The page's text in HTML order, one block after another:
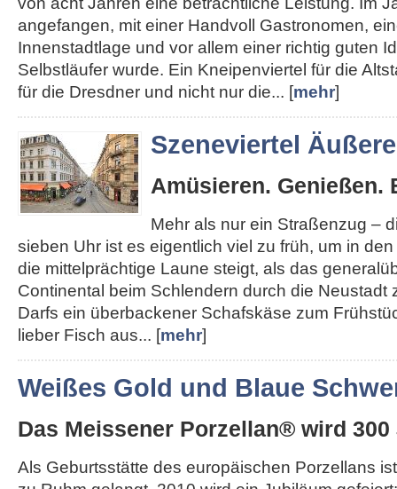
angefangen, mit einer Handvoll Gastronomen,
Innenstadtlage und vor allem einer richtig guten
Selbstläufer wurde. Ein Kneipenviertel für die
für die Dresdner und nicht nur die... [mehr]
Szeneviertel
Amüsieren. Genießen.
Mehr als nur ein Straßenzug –
sieben Uhr ist es eigentlich viel zu früh, um in
die mittelprächtige Laune steigt, als das
Continental beim Schlendern durch die Neustadt
Darfs ein überbackener Schafskäse zum
lieber Fisch aus... [mehr]
Weißes Gold und Blaue
Das Meissener Porzellan® wird 300
Als Geburtsstätte des europäischen Porzellans